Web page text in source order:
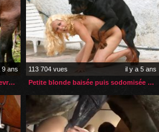
9 ans
Bourgeoise à gros seins prise en levrette par son cheval
113 704 vues
il y a 5 ans
Petite blonde baisée puis sodomisée par son rottweiller